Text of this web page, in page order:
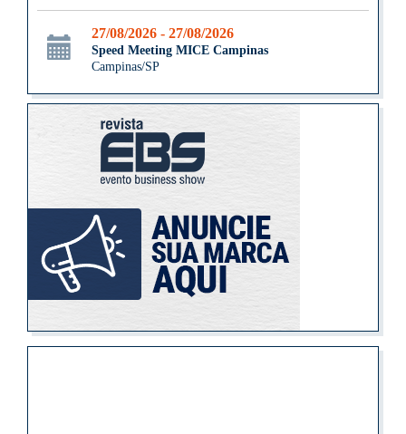
27/08/2026 - 27/08/2026
Speed Meeting MICE Campinas
Campinas/SP